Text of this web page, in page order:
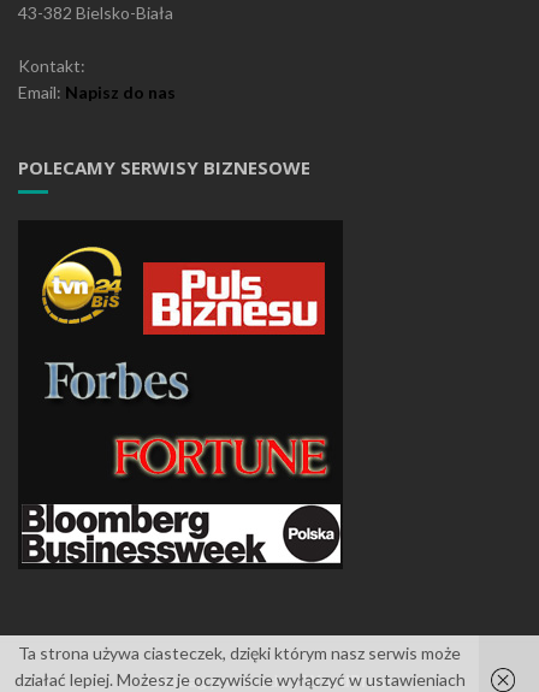
43-382 Bielsko-Biała
Kontakt:
Email: Napisz do nas
POLECAMY SERWISY BIZNESOWE
Islemagpowered byWordPress
Ta strona używa ciasteczek, dzięki którym nasz serwis może
działać lepiej. Możesz je oczywiście wyłączyć w ustawieniach